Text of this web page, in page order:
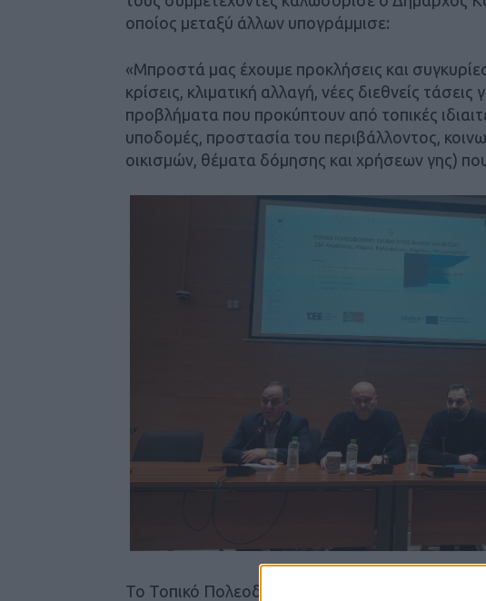
οποίος μεταξύ άλλων υπογράμμισε:
«Μπροστά μας έχουμε προκλήσεις και
κρίσεις, κλιματική αλλαγή, νέες διεθνείς
προβλήματα που προκύπτουν από τοπικές
υποδομές, προστασία του περιβάλλοντος,
οικισμών, θέματα δόμησης και χρήσεων γης)
Το Τοπικό Πολεοδομικό Σχέδιο είναι ένα